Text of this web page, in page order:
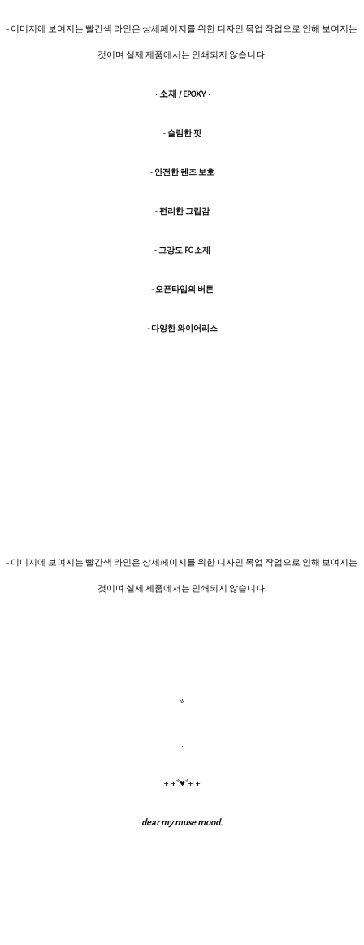
- 이미지에 보여지는 빨간색 라인은 상세페이지를 위한 디자인 목업 작업으로 인해 보여지는
것이며 실제 제품에서는 인쇄되지 않습니다.
· 소재 / EPOXY ·
- 슬림한 핏
- 안전한 렌즈 보호
- 편리한 그립감
- 고강도 PC 소재
- 오픈타입의 버튼
- 다양한 와이어리스
- 이미지에 보여지는 빨간색 라인은 상세페이지를 위한 디자인 목업 작업으로 인해 보여지는
것이며 실제 제품에서는 인쇄되지 않습니다.
*
.
+.+*♥*+.+
dear my muse mood.